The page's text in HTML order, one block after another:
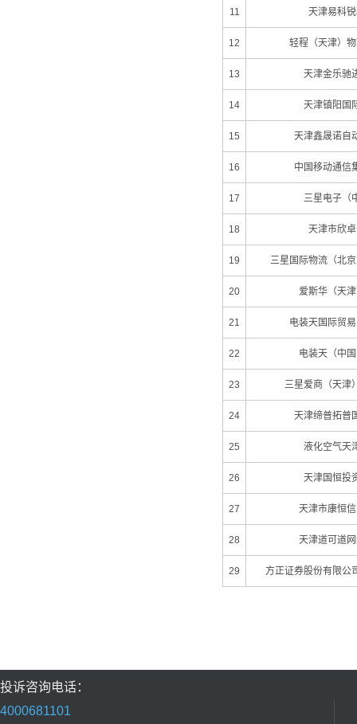
11 天津易科
12 轻程（天津）
13 天津金乐驰
14 天津镇阳国
15 天津鑫晟诺自
16 中国移动通信
17 三星电子（
18 天津市欣
19 三星国际物流（北
20 爱斯华（天
21 电装天国际贸
22 电装天（中
23 三星爱商（天津
24 天津缔普拓普
25 液化空气天
26 天津国恒投
27 天津市康恒
28 天津道可道
29 方正证券股份有限公
投诉咨询电话：
4000681101